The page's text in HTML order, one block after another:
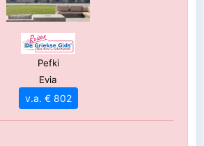
Pefki
Evia
v.a. € 802